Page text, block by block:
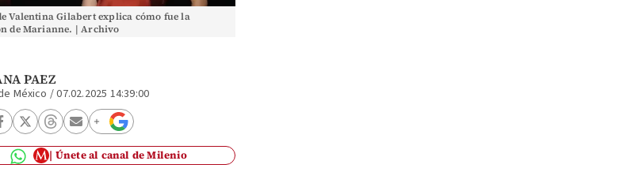
Valentina Gilabert explica cómo fue la
de Marianne. | Archivo
PAEZ
México /07.02.2025 14:39:00
Únete al canal de Milenio